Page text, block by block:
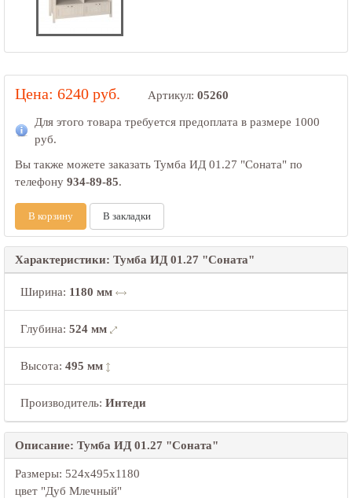
Цена: 6240 руб. Артикул: 05260
Для этого товара требуется предоплата в размере 1000
руб.
Вы также можете заказать Тумба ИД 01.27 "Соната" по
телефону 934-89-85.
В корзину В закладки
Характеристики: Тумба ИД 01.27 "Соната"
Ширина: 1180 мм
Глубина: 524 мм
Высота: 495 мм
Производитель: Интеди
Описание: Тумба ИД 01.27 "Соната"
Размеры: 524х495х1180
цвет "Дуб Млечный"